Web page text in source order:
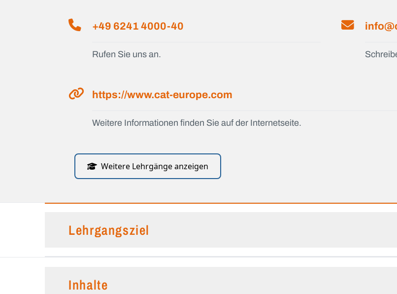
+49 6241 4000-40
Rufen Sie uns an.
https://www.cat-europe.com
Weitere Informationen finden Sie auf der Internetseite.
Weitere Lehrgänge anzeigen
Lehrgangsziel
Inhalte